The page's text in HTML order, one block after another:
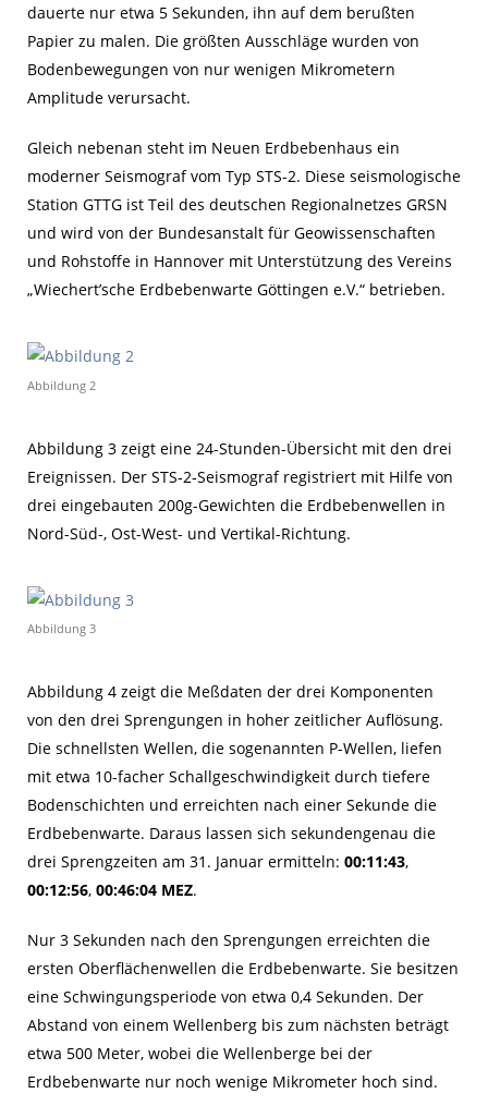
dauerte nur etwa 5 Sekunden, ihn auf dem berußten
Papier zu malen. Die größten Ausschläge wurden von
Bodenbewegungen von nur wenigen Mikrometern
Amplitude verursacht.
Gleich nebenan steht im Neuen Erdbebenhaus ein
moderner Seismograf vom Typ STS-2. Diese seismologische
Station GTTG ist Teil des deutschen Regionalnetzes GRSN
und wird von der Bundesanstalt für Geowissenschaften
und Rohstoffe in Hannover mit Unterstützung des Vereins
„Wiechert’sche Erdbebenwarte Göttingen e.V.“ betrieben.
Abbildung 2
Abbildung 3 zeigt eine 24-Stunden-Übersicht mit den drei
Ereignissen. Der STS‑2‑Seismograf registriert mit Hilfe von
drei eingebauten 200g-Gewichten die Erdbebenwellen in
Nord-Süd-, Ost-West- und Vertikal-Richtung.
Abbildung 3
Abbildung 4 zeigt die Meßdaten der drei Komponenten
von den drei Sprengungen in hoher zeitlicher Auflösung.
Die schnellsten Wellen, die sogenannten P-Wellen, liefen
mit etwa 10‑facher Schallgeschwindigkeit durch tiefere
Bodenschichten und erreichten nach einer Sekunde die
Erdbebenwarte. Daraus lassen sich sekundengenau die
drei Sprengzeiten am 31. Januar ermitteln: 00:11:43,
00:12:56, 00:46:04 MEZ.
Nur 3 Sekunden nach den Sprengungen erreichten die
ersten Oberflächenwellen die Erdbebenwarte. Sie besitzen
eine Schwingungsperiode von etwa 0,4 Sekunden. Der
Abstand von einem Wellenberg bis zum nächsten beträgt
etwa 500 Meter, wobei die Wellenberge bei der
Erdbebenwarte nur noch wenige Mikrometer hoch sind.